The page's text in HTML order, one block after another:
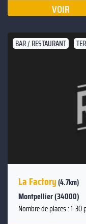
VOIR
BAR / RESTAURANT
La Factory(4.7km)
Montpellier (34000)
Nombre de places : 1-30